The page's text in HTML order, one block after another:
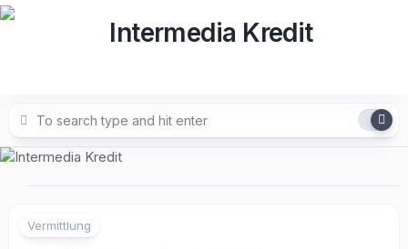
Skip
Vermittlung